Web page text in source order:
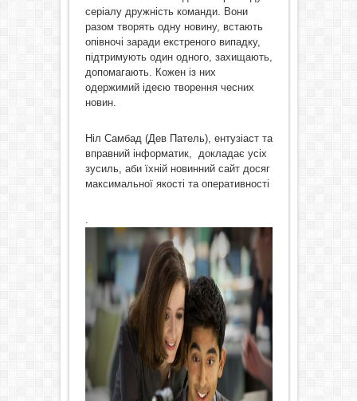
серіалу дружність команди. Вони
разом творять одну новину, встають
опівночі заради екстреного випадку,
підтримують один одного, захищають,
допомагають. Кожен із них
одержимий ідеєю творення чесних
новин.
Ніл Самбад (Дев Патель), ентузіаст та
вправний інформатик, докладає усіх
зусиль, аби їхній новинний сайт досяг
максимальної якості та оперативності